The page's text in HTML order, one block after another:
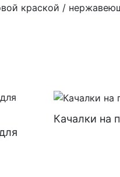
краской /
Качалки на